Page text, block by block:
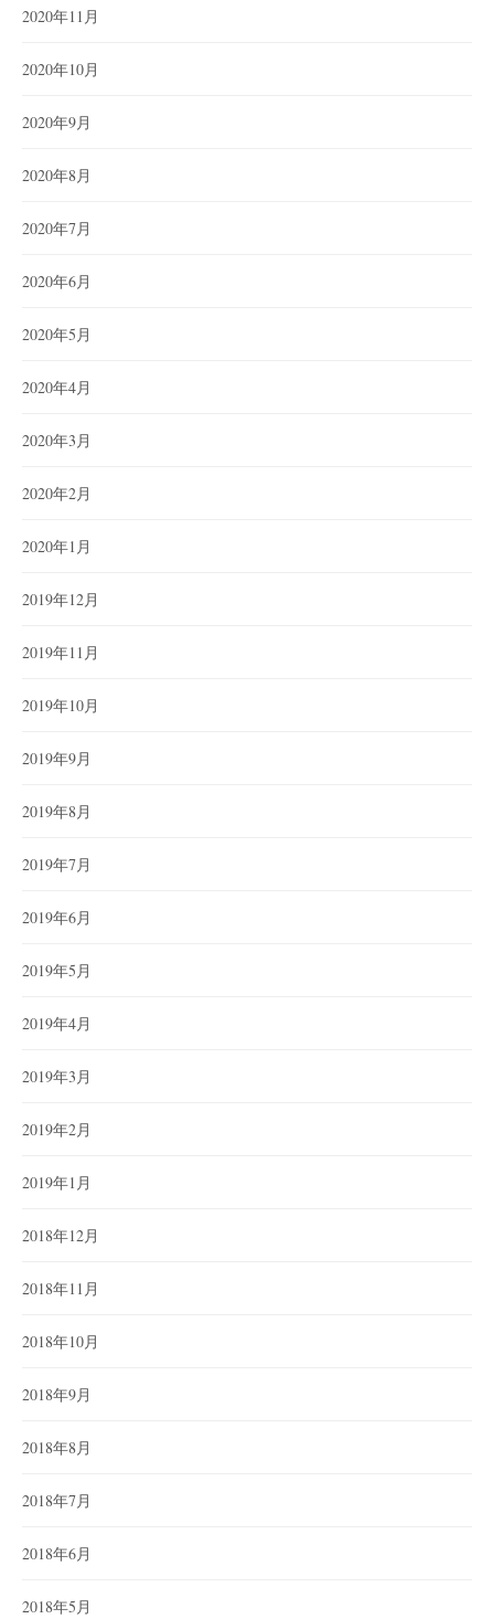
2020年11月
2020年10月
2020年9月
2020年8月
2020年7月
2020年6月
2020年5月
2020年4月
2020年3月
2020年2月
2020年1月
2019年12月
2019年11月
2019年10月
2019年9月
2019年8月
2019年7月
2019年6月
2019年5月
2019年4月
2019年3月
2019年2月
2019年1月
2018年12月
2018年11月
2018年10月
2018年9月
2018年8月
2018年7月
2018年6月
2018年5月